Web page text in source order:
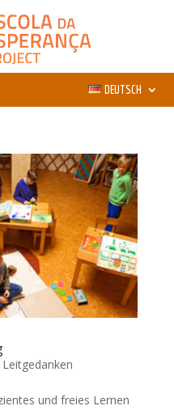
DEUTSCH
Leitgedanken
und freies Lernen